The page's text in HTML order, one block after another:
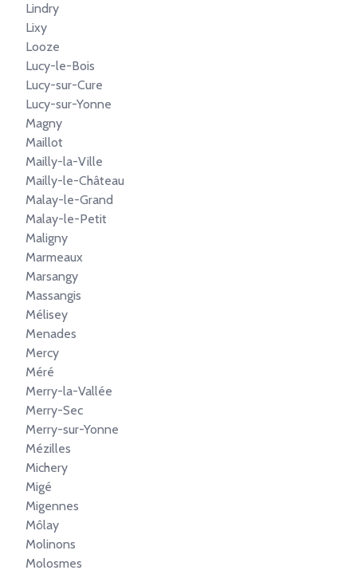
Lindry
Lixy
Looze
Lucy-le-Bois
Lucy-sur-Cure
Lucy-sur-Yonne
Magny
Maillot
Mailly-la-Ville
Mailly-le-Château
Malay-le-Grand
Malay-le-Petit
Maligny
Marmeaux
Marsangy
Massangis
Mélisey
Menades
Mercy
Méré
Merry-la-Vallée
Merry-Sec
Merry-sur-Yonne
Mézilles
Michery
Migé
Migennes
Môlay
Molinons
Molosmes